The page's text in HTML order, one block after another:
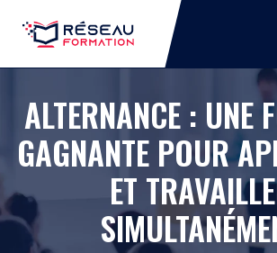
ALTERNANCE : UNE
GAGNANTE POUR
ET